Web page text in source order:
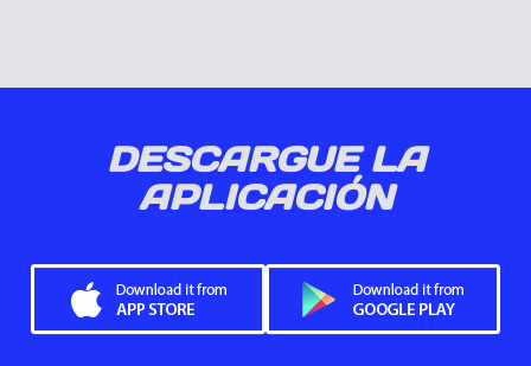
DESCARGUE LA
APLICACIÓN